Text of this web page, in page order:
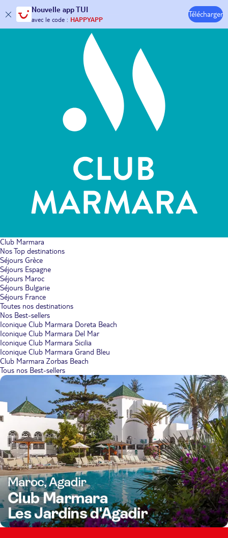
Nouvelle app TUI
30€ offerts*sur votrevoyage !
avec le code :HAPPYAPP
Télécharger
Hôtels & Clubs
Club Marmara
Nos Top destinations
Séjours Grèce
Séjours Espagne
Séjours Maroc
Séjours Bulgarie
Séjours France
Toutes nos destinations
Nos Best-sellers
Iconique Club Marmara Doreta Beach
Iconique Club Marmara Del Mar
Iconique Club Marmara Sicilia
Iconique Club Marmara Grand Bleu
Club Marmara Zorbas Beach
Tous nos Best-sellers